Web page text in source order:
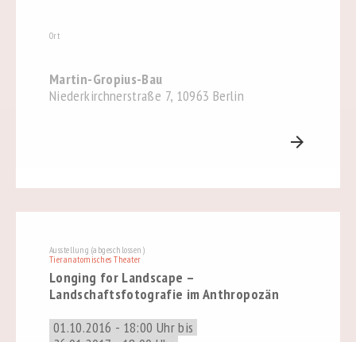
Ort
Martin-Gropius-Bau
Niederkirchnerstraße 7, 10963 Berlin
arrow_forward
Ausstellung (abgeschlossen)
Tieranatomisches Theater
Longing for Landscape –
Landschaftsfotografie im Anthropozän
01.10.2016 - 18:00 Uhr bis